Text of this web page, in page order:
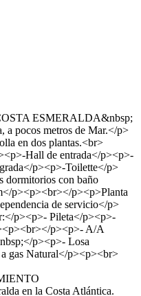
ESMERALDA&nbsp;
a pocos metros de Mar.</p>
en dos plantas.<br>
Hall de entrada</p><p>-
p><p>-Toilette</p>
dormitorios con baño
p><p><br></p><p>Planta
de servicio</p>
p><p>- Pileta</p><p>-
p><p>- A/A
p><p>- Losa
gas Natural</p><p><br>
en la Costa Atlántica.